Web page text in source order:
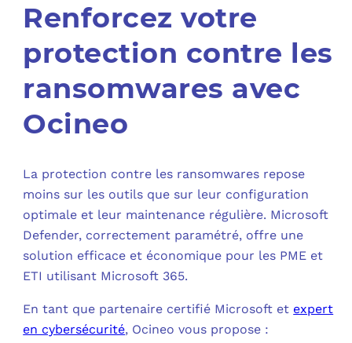
Renforcez votre
protection contre les
ransomwares avec
Ocineo
La protection contre les ransomwares repose
moins sur les outils que sur leur configuration
optimale et leur maintenance régulière. Microsoft
Defender, correctement paramétré, offre une
solution efficace et économique pour les PME et
ETI utilisant Microsoft 365.
En tant que partenaire certifié Microsoft et expert
en cybersécurité, Ocineo vous propose :